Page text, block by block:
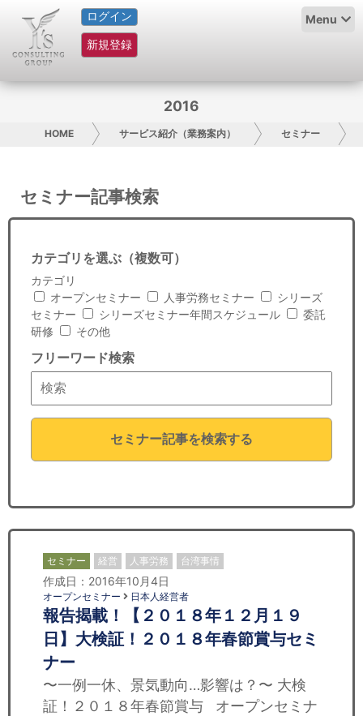
ログイン
新規登録
Menu
HOME
サービス紹介
グループ概要
日本人にPR
コンサルティング
リサーチ
セミナー
経済ニュース
2016
HOME サービス紹介（業務案内） セミナー
セミナー記事検索
カテゴリを選ぶ（複数可）
カテゴリ
オープンセミナー
人事労務セミナー
シリーズ
セミナー
シリーズセミナー年間スケジュール
委託
研修
その他
フリーワード検索
セミナー記事を検索する
セミナー 経営 人事労務 台湾事情
作成日：2016年10月4日
オープンセミナー 日本人経営者
報告揭載！【２０１８年１２月１９
日】大検証！２０１８年春節賞与セミ
ナー
〜一例一休、景気動向…影響は？〜 大検
証！２０１８年春節賞与 オープンセミナ